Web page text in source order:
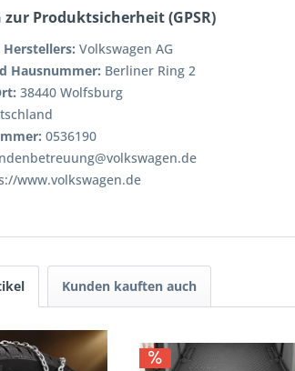
zur Produktsicherheit (GPSR)
Herstellers: Volkswagen AG
Hausnummer: Berliner Ring 2
38440 Wolfsburg
0536190
www.volkswagen.de
Kunden kauften auch